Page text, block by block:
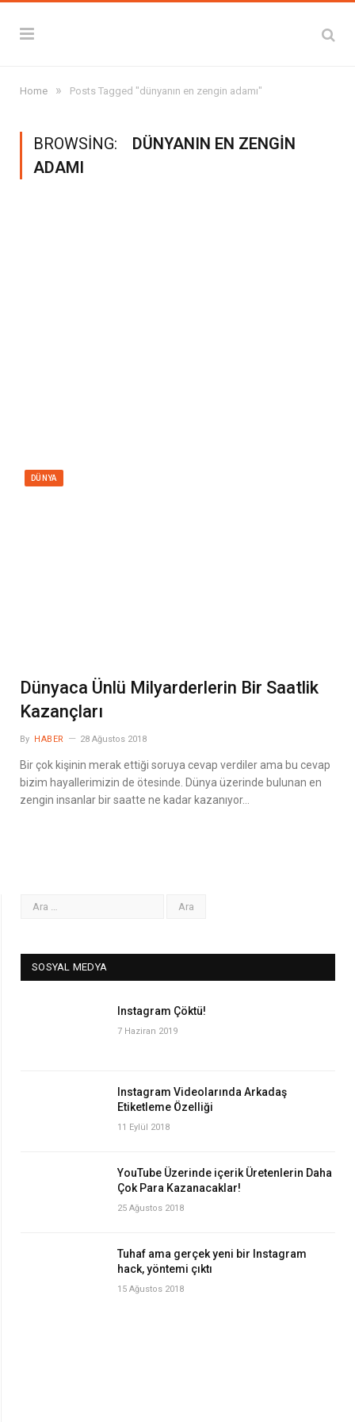
Home » Posts Tagged "dünyanın en zengin adamı"
BROWSING:
DÜNYANIN EN ZENGIN
ADAMI
DÜNYA
Dünyaca Ünlü Milyarderlerin Bir Saatlik
Kazançları
By HABER 28 Ağustos 2018
Bir çok kişinin merak ettiği soruya cevap verdiler ama bu cevap
bizim hayallerimizin de ötesinde. Dünya üzerinde bulunan en
zengin insanlar bir saatte ne kadar kazanıyor…
SOSYAL MEDYA
Instagram Çöktü!
7 Haziran 2019
Instagram Videolarında Arkadaş
Etiketleme Özelliği
11 Eylül 2018
YouTube Üzerinde içerik Üretenlerin Daha
Çok Para Kazanacaklar!
25 Ağustos 2018
Tuhaf ama gerçek yeni bir Instagram
hack, yöntemi çıktı
15 Ağustos 2018